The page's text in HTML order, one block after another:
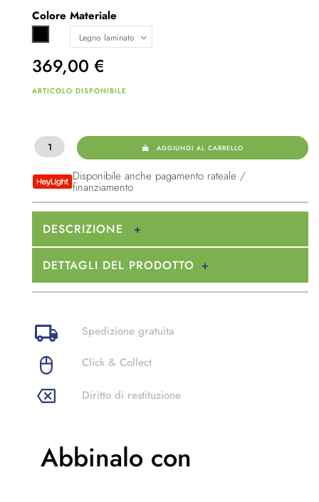
Colore Materiale
369,00 €
ARTICOLO DISPONIBILE
AGGIUNGI AL CARRELLO
Disponibile anche pagamento rateale /
finanziamento
DESCRIZIONE
DETTAGLI DEL PRODOTTO
Spedizione gratuita
Click & Collect
Diritto di restituzione
Abbinalo con